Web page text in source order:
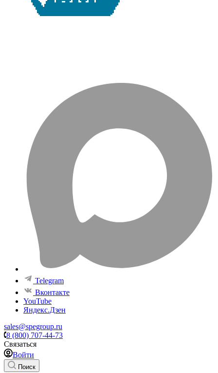
Telegram
Вконтакте
YouTube
Яндекс.Дзен
sales@spegroup.ru
8 (800) 707-44-73
Связаться
Войти
Поиск